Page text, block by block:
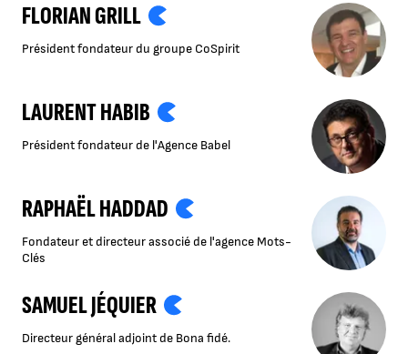
FLORIAN GRILL
Président fondateur du groupe CoSpirit
LAURENT HABIB
Président fondateur de l'Agence Babel
RAPHAËL HADDAD
Fondateur et directeur associé de l'agence Mots-
Clés
SAMUEL JÉQUIER
Directeur général adjoint de Bona fidé.